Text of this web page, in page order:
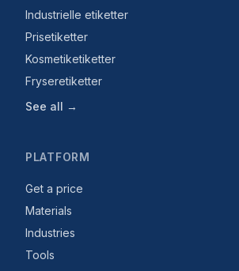
Industrielle etiketter
Prisetiketter
Kosmetiketiketter
Fryseretiketter
See all →
PLATFORM
Get a price
Materials
Industries
Tools